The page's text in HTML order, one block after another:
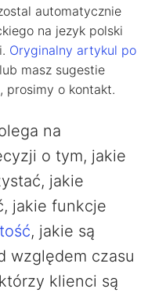
automatycznie
na jezyk polski
Oryginalny artykul po
masz sugestie
prosimy o kontakt.
na
o tym, jakie
jakie
jakie funkcje
, jakie są
względem czasu
klienci są